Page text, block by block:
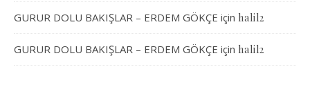
GURUR DOLU BAKIŞLAR – ERDEM GÖKÇE için halil2
GURUR DOLU BAKIŞLAR – ERDEM GÖKÇE için halil2